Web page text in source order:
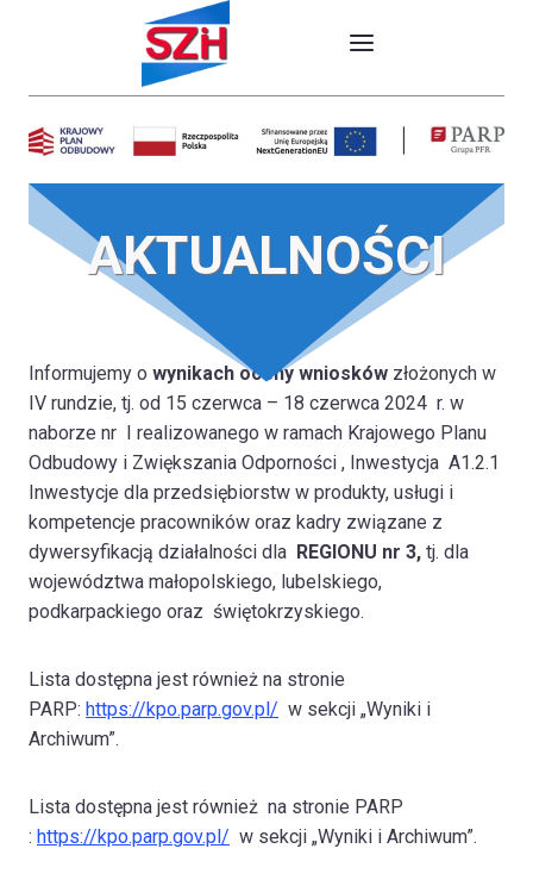
AKTUALNOŚCI
Informujemy o wynikach oceny wniosków złożonych w
IV rundzie, tj. od 15 czerwca – 18 czerwca 2024 r. w
naborze nr I realizowanego w ramach Krajowego Planu
Odbudowy i Zwiększania Odporności , Inwestycja A1.2.1
Inwestycje dla przedsiębiorstw w produkty, usługi i
kompetencje pracowników oraz kadry związane z
dywersyfikacją działalności dla REGIONU nr 3, tj. dla
województwa małopolskiego, lubelskiego,
podkarpackiego oraz świętokrzyskiego.
Lista dostępna jest również na stronie
PARP: https://kpo.parp.gov.pl/ w sekcji „Wyniki i
Archiwum”.
Lista dostępna jest również na stronie PARP
: https://kpo.parp.gov.pl/ w sekcji „Wyniki i Archiwum”.